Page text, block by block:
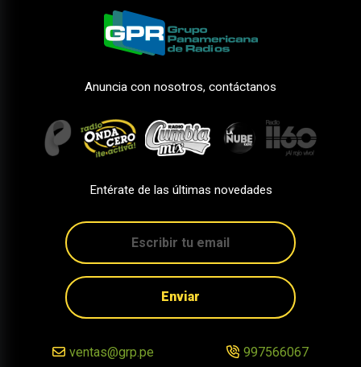
Anuncia con nosotros, contáctanos
Entérate de las últimas novedades
Enviar
ventas@grp.pe 997566067